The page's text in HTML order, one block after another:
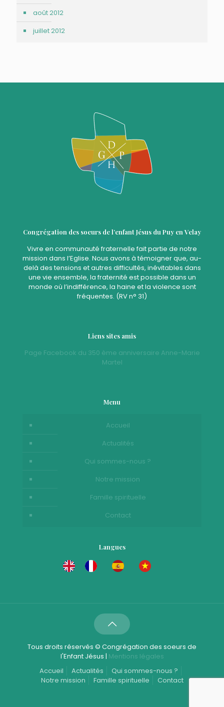
août 2012
juillet 2012
Congrégation des soeurs de l’enfant Jésus du Puy en Velay
Vivre en communauté fraternelle fait partie de notre
mission dans l’Eglise. Nous avons à témoigner que, au-
delà des tensions et autres difficultés, inévitables dans
une vie ensemble, la fraternité est possible dans un
monde où l’indifférence, la haine et la violence sont
fréquentes. (RV n° 31)
Liens sites amis
Page Facebook du 350 ème anniversaire Anne-Marie
Martel
Menu
Accueil
Actualités
Qui sommes-nous ?
Notre mission
Famille spirituelle
Contact
Langues
Tous droits réservés © Congrégation des soeurs de
l'Enfant Jésus | Mentions légales
Accueil
Actualités
Qui sommes-nous ?
Notre mission
Famille spirituelle Contact